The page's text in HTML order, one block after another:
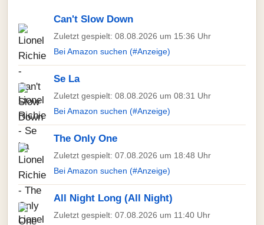
Can't Slow Down
Zuletzt gespielt: 08.08.2026 um 15:36 Uhr
Bei Amazon suchen (#Anzeige)
Se La
Zuletzt gespielt: 08.08.2026 um 08:31 Uhr
Bei Amazon suchen (#Anzeige)
The Only One
Zuletzt gespielt: 07.08.2026 um 18:48 Uhr
Bei Amazon suchen (#Anzeige)
All Night Long (All Night)
Zuletzt gespielt: 07.08.2026 um 11:40 Uhr